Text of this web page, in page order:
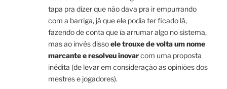
tapa pra dizer que não dava pra ir empurrando
com a barriga, já que ele podia ter ficado lá,
fazendo de conta que ía arrumar algo no sistema,
mas ao invés dissoele trouxe de volta um nome
marcante e resolveu inovarcom uma proposta
inédita (de levar em consideração as opiniões dos
mestres e jogadores).